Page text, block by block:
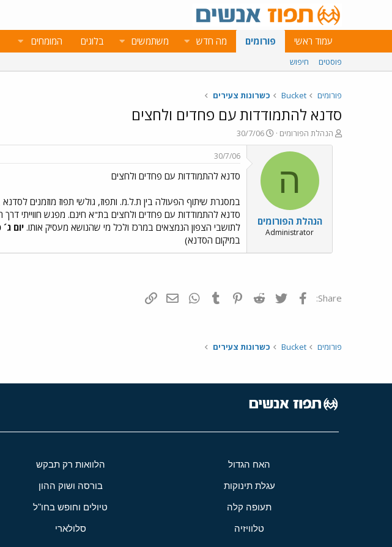
עמוד ראשי פורומים מה חדש משתמשים בלוגים המומחים
פוסטים חיפוש
פורומים Bucket כשרונות צעירים
סדנא להתמודדות עם פחדים ולחצים
פ
ו
הנהלת הפורומים
פ
ו
ס
ם
ב
ת
ר
30/7/06
ה
הנהלת הפורומים
Administrator
30/7/06
סדנא להתמודדות עם פחדים ולחצים
במסגרת שיתוף הפעולה בין ת.ל.מ. ותפוז, גולשי תפוז מוזמנים
סדנא להתמודדות עם פחדים ולחצים בת"א חינם. מפגש חווייתי דרך
לתושבי הצפון הנמצאים במרכז ולכל מי שהנושא מעסיק אותו. יום ג´ 17:00 אחה"צ
במיקום הסדנא)
Share: פייסבוק Twitter
Reddit
Pinterest
Tumblr
WhatsAppדואר אלקטרוני
פורומים Bucket כשרונות צעירים
האח הגדול הלוואות רק תבקש
עגלת תינוקות בורסה ושוק ההון
תעופה קלה טיולים וחופש בחו"ל
טלוויזיה סלולארי